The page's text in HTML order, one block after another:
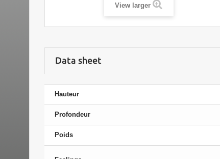
View larger
Data sheet
Hauteur
Profondeur
Poids